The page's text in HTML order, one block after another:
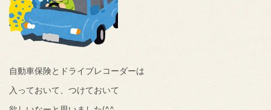
自動車保険とドライブレコーダーは
入っておいて、つけておいて